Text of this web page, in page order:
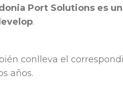
Port Solutions es
.
conlleva el
años.